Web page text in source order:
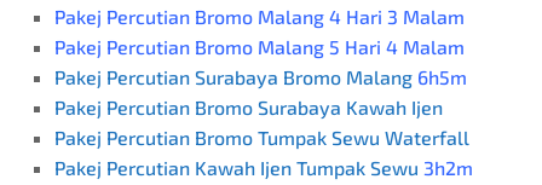
Pakej Percutian Bromo Malang 4 Hari 3 Malam
Pakej Percutian Bromo Malang 5 Hari 4 Malam
Pakej Percutian Surabaya Bromo Malang 6h5m
Pakej Percutian Bromo Surabaya Kawah Ijen
Pakej Percutian Bromo Tumpak Sewu Waterfall
Pakej Percutian Kawah Ijen Tumpak Sewu 3h2m